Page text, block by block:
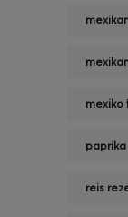
mexiko
paprika
reis